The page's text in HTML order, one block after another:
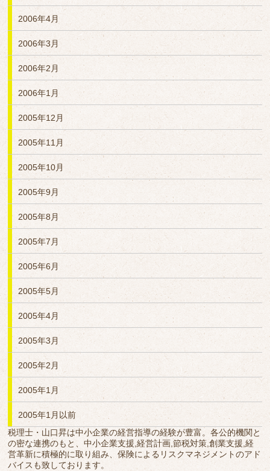
2006年4月
2006年3月
2006年2月
2006年1月
2005年12月
2005年11月
2005年10月
2005年9月
2005年8月
2005年7月
2005年6月
2005年5月
2005年4月
2005年3月
2005年2月
2005年1月
2005年1月以前
税理士・山口昇は中小企業の経営指導の経験が豊富。各公的機関と
の密な連携のもと、中小企業支援,経営計画,節税対策,創業支援,経
営革新に積極的に取り組み、保険によるリスクマネジメントのアド
バイスも致しております。